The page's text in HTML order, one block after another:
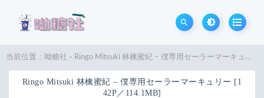
当前位置： 呦糖社 > Ringo Mitsuki 林檎蜜紀 – 僕専用セーラーマーキュリー [142P／114.1MB]
Ringo Mitsuki 林檎蜜紀 – 僕専用セーラーマーキュリー [1
42P／114.1MB]